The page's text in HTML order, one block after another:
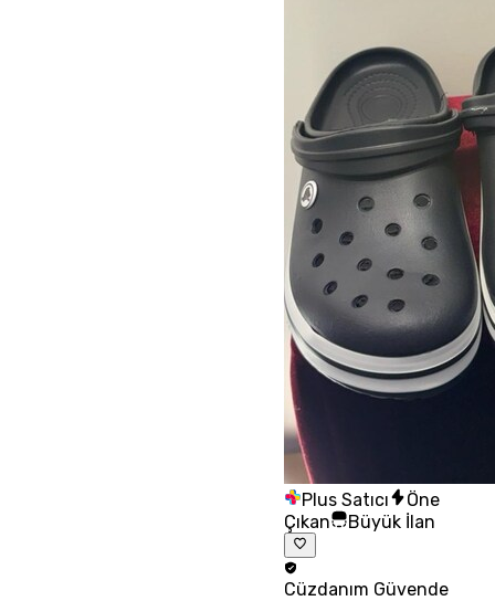
Plus Satıcı
Öne
Çıkan
Büyük İlan
Cüzdanım Güvende